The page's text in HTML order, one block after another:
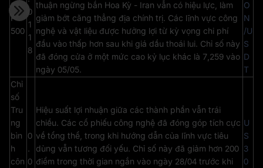
S&
P
500
0
1
1
8
thuận ngừng bắn Hoa Kỳ - Iran vẫn có hiệu lực, làm
giảm bớt căng thẳng địa chính trị. Các lĩnh vực công
nghệ và vật liệu được hưởng lợi từ kỳ vọng chi phí
đầu vào thấp hơn sau khi giá dầu thoái lui. Chỉ số này
đã đóng cửa ở một mức cao kỷ lục khác là 7,259 vào
ngày 05/05.
O
N
/U
S
D
T
Chỉ
số
Tru
ng
bìn
h
côn
0
.
0
Hiệu suất lợi nhuận giữa các thành phần vẫn trái
chiều. Các cổ phiếu công nghệ đã đóng góp tích cực
về tổng thể, trong khi hướng dẫn của lĩnh vực tiêu
dùng vẫn tương đối yếu. Chỉ số này đã giảm hơn 200
điểm trong thời gian ngắn vào ngày 28/04 trước khi
U
S
3
0